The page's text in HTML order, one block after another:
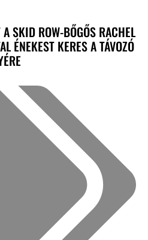
SKID ROW-BŐGŐS RACHEL
ÉNEKEST KERES A TÁVOZÓ